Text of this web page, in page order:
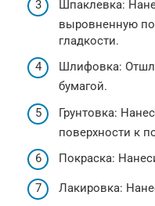
Шпаклевка:
выровненную
гладкости.
Шлифовка:
бумагой.
Грунтовка:
поверхности к
Покраска:
Лакировка: